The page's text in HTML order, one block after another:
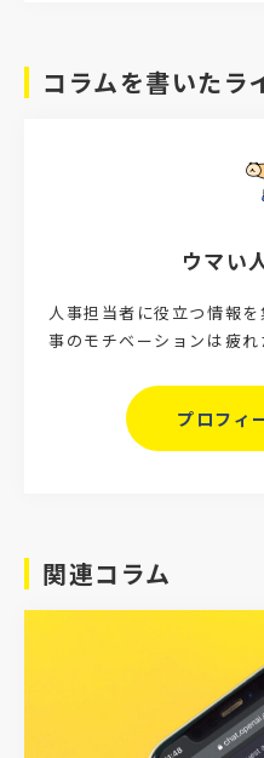
コラムを書いたラ
ウマい
プロフィ
人事担当者に役立つ情報
事のモチベーションは疲れ
関連コラム